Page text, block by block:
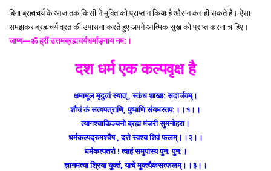
बिना ब्रह्मचर्य के आज तक किसी ने मुक्ति को प्राप्त न किया है और न कर ही सकते हैं। ऐसा
समझकर ब्रह्मचर्य व्रत की उपासना करते हुए अपने आत्मिक सुख को प्राप्त करना चाहिए।
जाप्य—ॐ ह्रीं उत्तमब्रह्मचर्यधर्माङ्गाय नम:।
दश धर्म एक कल्पवृक्ष है
क्षमामूल मृदुत्वं स्यात् , स्कंध शाखा: सदार्जवम्।
शौचं कं सत्यपत्राणि, पुष्पाणि संयमस्तप:।।१।।
त्यागश्चाकिञ्चनो ब्रह्म मंजरी सुमनोहरा।
धर्मकल्पद्रुमश्चैष , दत्ते स्वश्च शिवं फलम्।।२।।
धर्मकल्पतरो ! त्वाहं समुपास्य पुन: पुन:।
ज्ञानमत्या श्रिया युक्तं, याचे मुक्त्यैकसत्फलम्।।३।।